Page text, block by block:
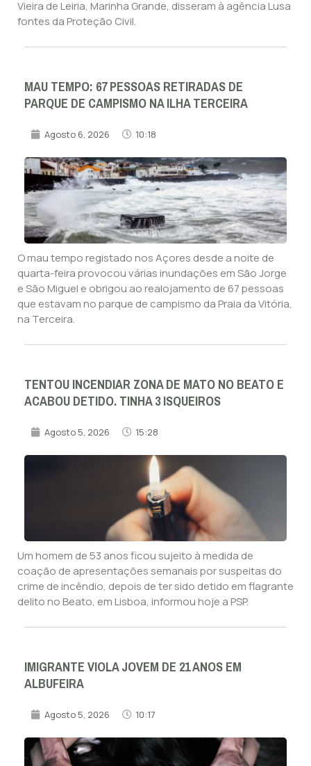
Vieira de Leiria, Marinha Grande, disseram à agência Lusa
fontes da Proteção Civil.
MAU TEMPO: 67 PESSOAS RETIRADAS DE
PARQUE DE CAMPISMO NA ILHA TERCEIRA
Agosto 6, 2026 10:18
O mau tempo registado nos Açores desde a noite de
quarta-feira provocou várias inundações em São Jorge
e São Miguel e obrigou ao realojamento de 67 pessoas
que estavam no parque de campismo da Praia da Vitória,
na Terceira.
TENTOU INCENDIAR ZONA DE MATO NO BEATO E
ACABOU DETIDO. TINHA 3 ISQUEIROS
Agosto 5, 2026 15:28
Um homem de 53 anos ficou sujeito à medida de
coação de apresentações semanais por suspeitas do
crime de incêndio, depois de ter sido detido em flagrante
delito no Beato, em Lisboa, informou hoje a PSP.
IMIGRANTE VIOLA JOVEM DE 21 ANOS EM
ALBUFEIRA
Agosto 5, 2026 10:17